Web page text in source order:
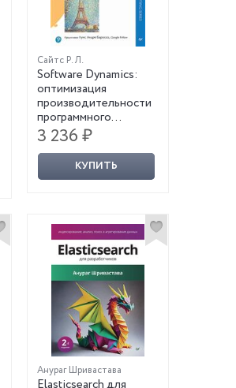
Сайтс Р. Л.
Software Dynamics:
оптимизация
производительности
программного
обеспечения
3 236 ₽
КУПИТЬ
Анураг Шривастава